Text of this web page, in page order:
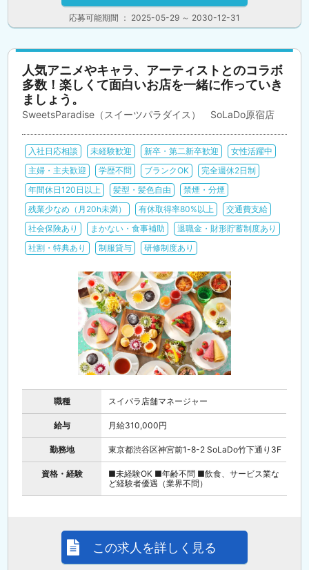
応募可能期間 ： 2025-05-29 ～ 2030-12-31
人気アニメやキャラ、アーティストとのコラボ
多数！楽しくて面白いお店を一緒に作っていき
ましょう。
SweetsParadise（スイーツパラダイス） SoLaDo原宿店
入社日応相談 未経験歓迎 新卒・第二新卒歓迎
女性活躍中
主婦・主夫歓迎
学歴不問 ブランクOK
完全週休2日制
年間休日120日以上
髪型・髪色自由
禁煙・分煙
残業少なめ（月20h未満）
有休取得率80%以上
交通費支給
社会保険あり
まかない・食事補助
退職金・財形貯蓄制度あり
社割・特典あり
制服貸与 研修制度あり
職種 スイパラ店舗マネージャー
給与 月給310,000円
勤務地 東京都渋谷区神宮前1-8-2 SoLaDo竹下通り3F
資格・経験
■未経験OK ■年齢不問 ■飲食、サービス業な
ど経験者優遇（業界不問）
この求人を詳しく見る